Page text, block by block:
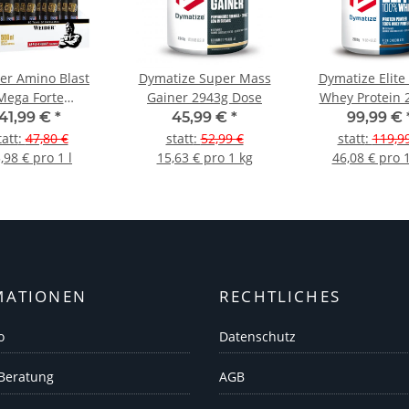
Amino Blast
Forte
20er Pack
€ *
:47,80 €
€ pro 1 l
Dymatize Super Mass
Gainer 2943g Dose
45,99 € *
statt:52,99 €
15,63 € pro 1 kg
Dymatize Elite
Whey Protein
Dose
99,99 €
statt:
46,08 € pro
RECHTLICHES
Datenschutz
AGB